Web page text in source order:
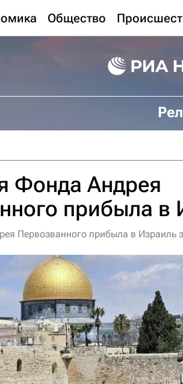
Общество
Фонда Андрея
прибыла в
Первозванного прибыла в Израиль